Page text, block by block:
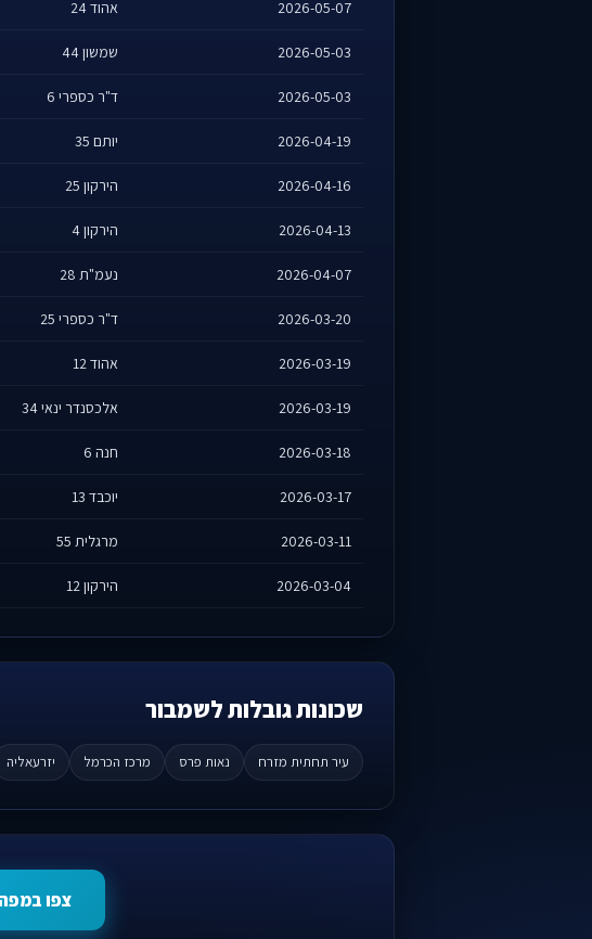
2026-05-07 אהוד 24
2026-05-03 שמשון 44
2026-05-03 ד"ר כספרי 6
2026-04-19 יותם 35
2026-04-16 הירקון 25
2026-04-13 הירקון 4
2026-04-07 נעמ"ת 28
2026-03-20 ד"ר כספרי 25
2026-03-19 אהוד 12
2026-03-19 אלכסנדר ינאי 34
2026-03-18 חנה 6
2026-03-17 יוכבד 13
2026-03-11 מרגלית 55
2026-03-04 הירקון 12
שכונות גובלות לשמבור
עיר תחתית מזרח נאות פרס מרכז הכרמל יזרעאליה
צפו